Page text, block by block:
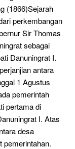
(1866)Sejarah
perkembangan
Sir Thomas
sebagai
Danuningrat I.
antara
1 Agustus
pemerintah
pertama di
I. Atas
desa
pemerintahan.